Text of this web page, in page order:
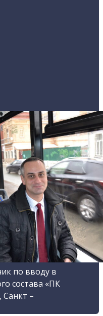
по вводу в
состава «ПК
Санкт –